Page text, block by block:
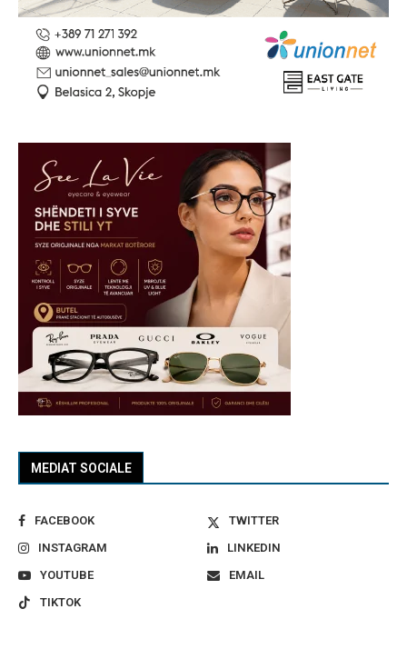
MEDIAT SOCIALE
FACEBOOK
TWITTER
INSTAGRAM
LINKEDIN
YOUTUBE
EMAIL
TIKTOK